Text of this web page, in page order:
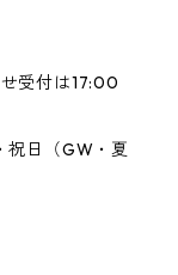
受付は17:00
祝日（GW・夏